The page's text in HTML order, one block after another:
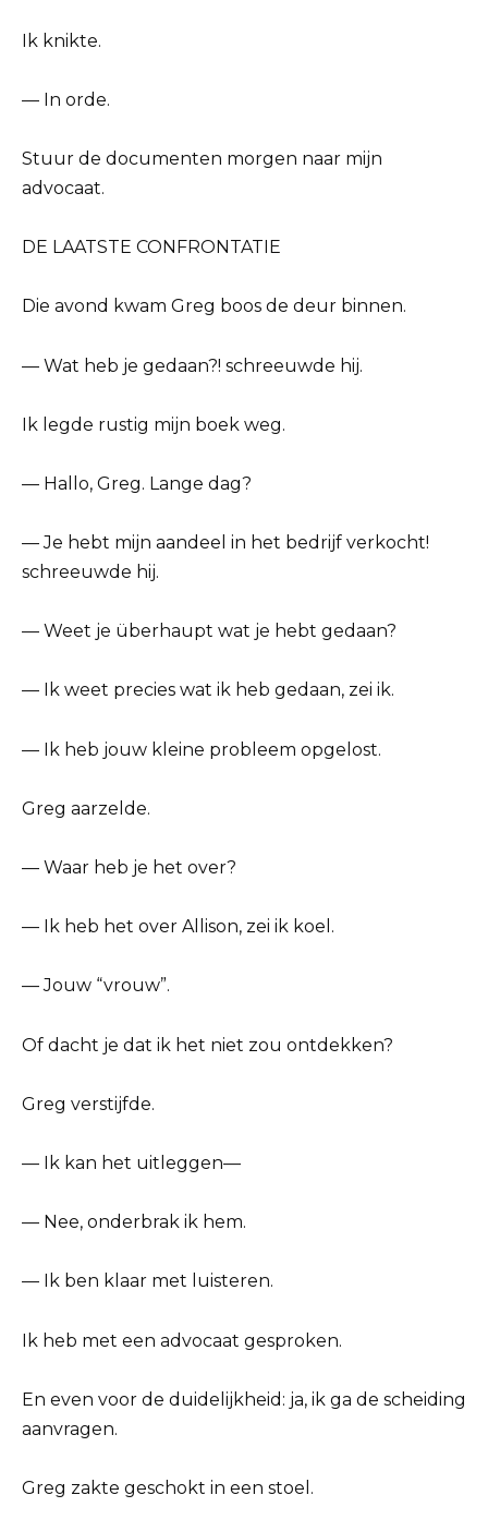
Ik knikte.
— In orde.
Stuur de documenten morgen naar mijn
advocaat.
DE LAATSTE CONFRONTATIE
Die avond kwam Greg boos de deur binnen.
— Wat heb je gedaan?! schreeuwde hij.
Ik legde rustig mijn boek weg.
— Hallo, Greg. Lange dag?
— Je hebt mijn aandeel in het bedrijf verkocht!
schreeuwde hij.
— Weet je überhaupt wat je hebt gedaan?
— Ik weet precies wat ik heb gedaan, zei ik.
— Ik heb jouw kleine probleem opgelost.
Greg aarzelde.
— Waar heb je het over?
— Ik heb het over Allison, zei ik koel.
— Jouw “vrouw”.
Of dacht je dat ik het niet zou ontdekken?
Greg verstijfde.
— Ik kan het uitleggen—
— Nee, onderbrak ik hem.
— Ik ben klaar met luisteren.
Ik heb met een advocaat gesproken.
En even voor de duidelijkheid: ja, ik ga de scheiding
aanvragen.
Greg zakte geschokt in een stoel.